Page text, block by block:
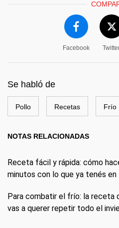
Facebook
Se habló de
Pollo Recetas Frío
NOTAS RELACIONADAS
Receta fácil y rápida: cómo
minutos con lo que ya tenés en
Para combatir el frío: la receta
vas a querer repetir todo el